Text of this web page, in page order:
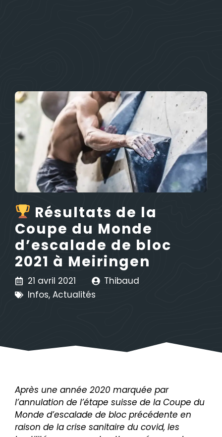
Résultats de la
Coupe du Monde
d’escalade de bloc
2021 à Meiringen
21 avril 2021
Thibaud
Infos, Actualités
Après une année 2020 marquée par
l’annulation de l’étape suisse de la Coupe du
Monde d’escalade de bloc précédente en
raison de la crise sanitaire du covid, les